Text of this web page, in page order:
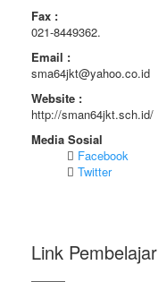
Fax :
021-8449362.
Email :
sma64jkt@yahoo.co.id
Website :
http://sman64jkt.sch.id/
Media Sosial
Facebook
Twitter
Link Pembelajar